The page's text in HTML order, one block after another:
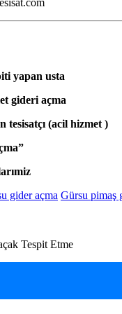
yapan usta
gideri açma
tesisatçı (acil hizmet )
gider açma Gürsu pimaş
Tespit Etme